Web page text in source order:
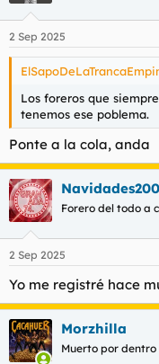
a
d
o
r
d
l
t
m
a
e
n
i
i
o
2 Sep 2025
Los foreros que
tenemos ese poblema.
Ponte a la cola, anda
Forero del todo a
2 Sep 2025
Yo me registré hace
Morzhilla
Muerto por dentro